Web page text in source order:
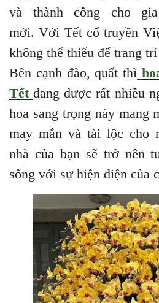
và thành công cho
mới. Với Tết cổ truyền
không thể thiếu để trang
Bên cạnh đào, quất thì
Tết đang được rất nhiều
hoa sang trọng này mang
may mắn và tài lộc cho
nhà của bạn sẽ trở nên
sống với sự hiện diện của